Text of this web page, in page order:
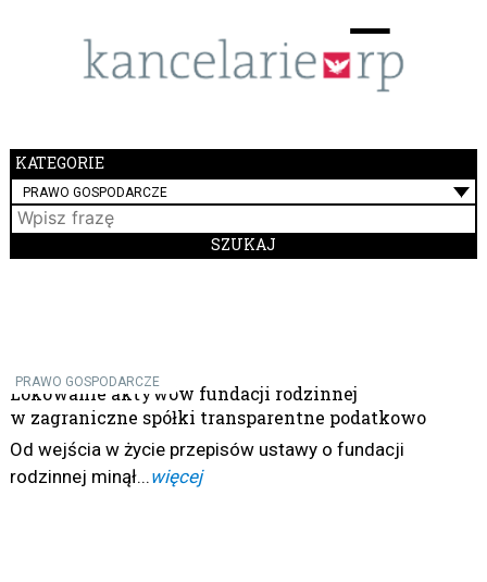
☰
KATEGORIE
PRAWO GOSPODARCZE
PRAWO GOSPODARCZE
Lokowanie aktywów fundacji rodzinnej
w zagraniczne spółki transparentne podatkowo
Od wejścia w życie przepisów ustawy o fundacji
rodzinnej minął...więcej